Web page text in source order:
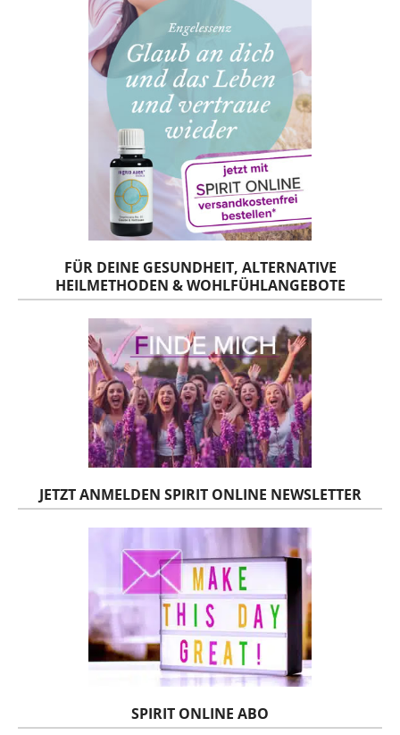
FÜR DEINE GESUNDHEIT, ALTERNATIVE
HEILMETHODEN & WOHLFÜHLANGEBOTE
JETZT ANMELDEN SPIRIT ONLINE NEWSLETTER
SPIRIT ONLINE ABO